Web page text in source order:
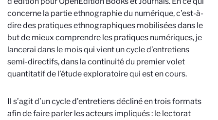
concerne la partie ethnographie du numérique, c’est-à-
dire des pratiques ethnographiques mobilisées dans le
but de mieux comprendre les pratiques numériques, je
lancerai dans le mois qui vient un cycle d’entretiens
semi-directifs, dans la continuité du premier volet
quantitatif de l’étude exploratoire qui est en cours.
Il s’agit d’un cycle d’entretiens décliné en trois formats
afin de faire parler les acteurs impliqués : le lectorat